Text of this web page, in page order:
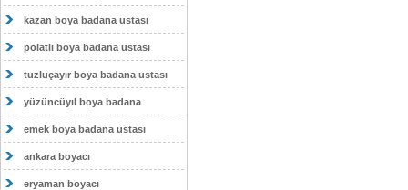
kazan boya badana ustası
polatlı boya badana ustası
tuzluçayır boya badana ustası
yüzüncüyıl boya badana
emek boya badana ustası
ankara boyacı
eryaman boyacı